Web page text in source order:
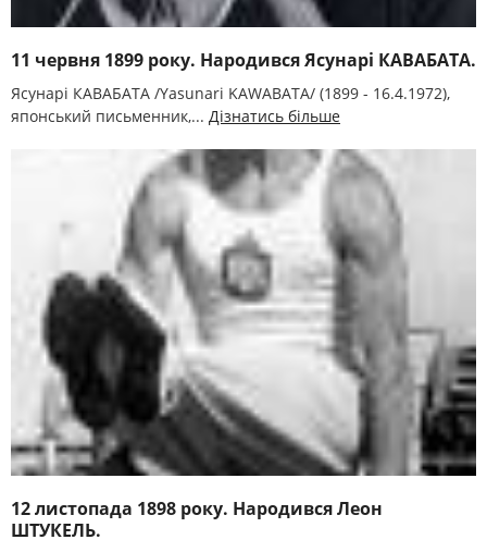
11 червня 1899 року. Народився Ясунарі КАВАБАТА.
Ясунарі КАВАБАТА /Yasunarі KAWABATA/ (1899 - 16.4.1972),
японський письменник,... Дізнатись більше
12 листопада 1898 року. Народився Леон
ШТУКЕЛЬ.